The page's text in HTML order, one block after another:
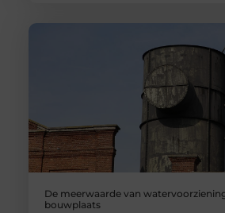
De meerwaarde van
bouwplaats